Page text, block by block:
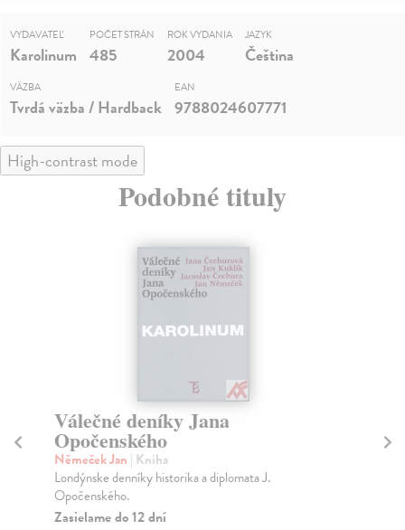
VYDAVATEĽ
Karolinum
POČET STRÁN
485
ROK VYDANIA
2004
JAZYK
Čeština
VÄZBA
Tvrdá väzba / Hardback
EAN
9788024607771
High-contrast mode
Podobné tituly
Válečné deníky Jana
Opočenského
Němeček Jan | Kniha
Londýnske denníky historika a diplomata J.
Opočenského.
Zasielame do 12 dní